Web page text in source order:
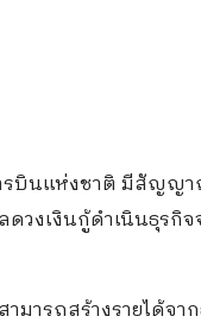
รบินแห่งชาติ มีสัญญ
งเงินกู้ดำเนินธุรกิจ
รถสร้างรายได้จา